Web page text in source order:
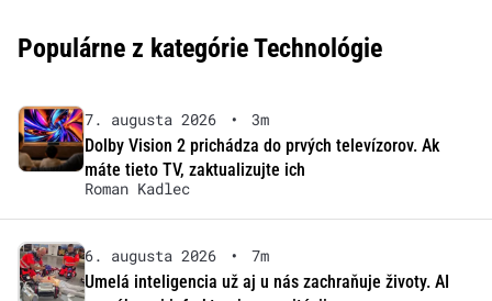
Populárne z kategórie Technológie
7. augusta 2026 •
3m
Dolby Vision 2 prichádza do prvých televízorov. Ak
máte tieto TV, zaktualizujte ich
Roman Kadlec
6. augusta 2026 •
7m
Umelá inteligencia už aj u nás zachraňuje životy. AI